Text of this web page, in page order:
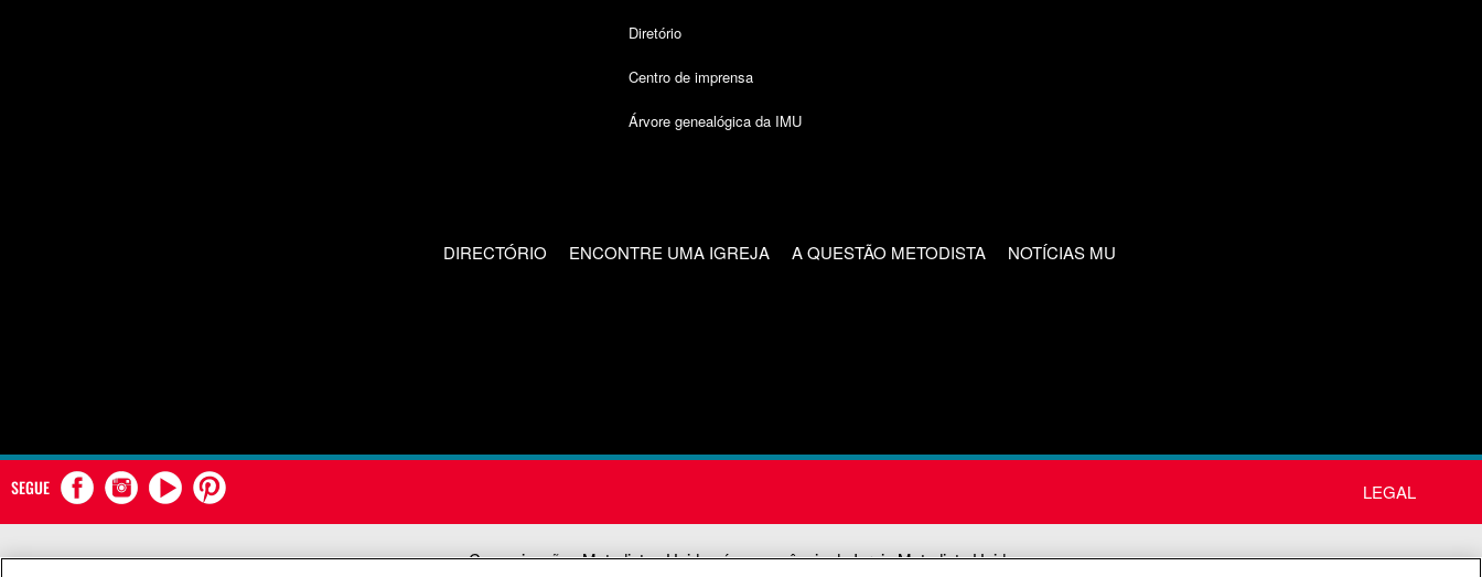
Diretório
Centro de imprensa
Árvore genealógica da IMU
DIRECTÓRIO ENCONTRE UMA IGREJA A QUESTÃO METODISTA NOTÍCIAS MU
SEGUE LEGAL
Comunicações Metodistas Unidas é uma agência da Igreja Metodista Unida